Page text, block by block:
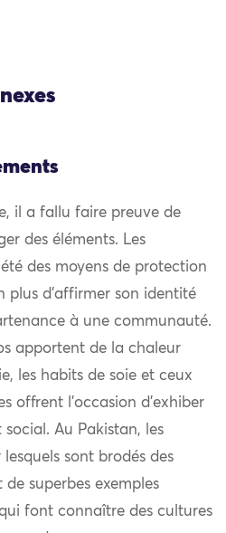
il a fallu faire preuve de
des éléments. Les
des moyens de protection
plus d’affirmer son identité
à une communauté.
apportent de la chaleur
les habits de soie et ceux
offrent l’occasion d’exhiber
Au Pakistan, les
sont brodés des
superbes exemples
font connaître des cultures